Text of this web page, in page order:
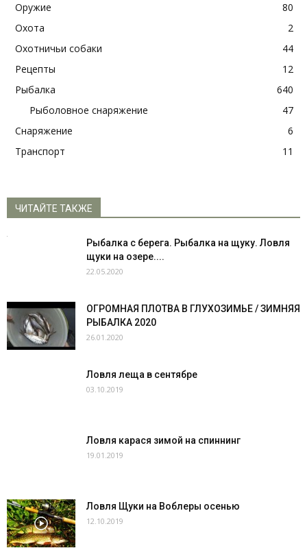
Оружие
80
Охота
2
Охотничьи собаки
44
Рецепты
12
Рыбалка
640
Рыболовное снаряжение
47
Снаряжение
6
Транспорт
11
ЧИТАЙТЕ ТАКЖЕ
Рыбалка с берега. Рыбалка на щуку. Ловля
щуки на озере....
22.05.2020
ОГРОМНАЯ ПЛОТВА В ГЛУХОЗИМЬЕ / ЗИМНЯЯ
РЫБАЛКА 2020
26.01.2020
Ловля леща в сентябре
03.10.2019
Ловля карася зимой на спиннинг
19.01.2019
Ловля Щуки на Воблеры осенью
12.10.2019